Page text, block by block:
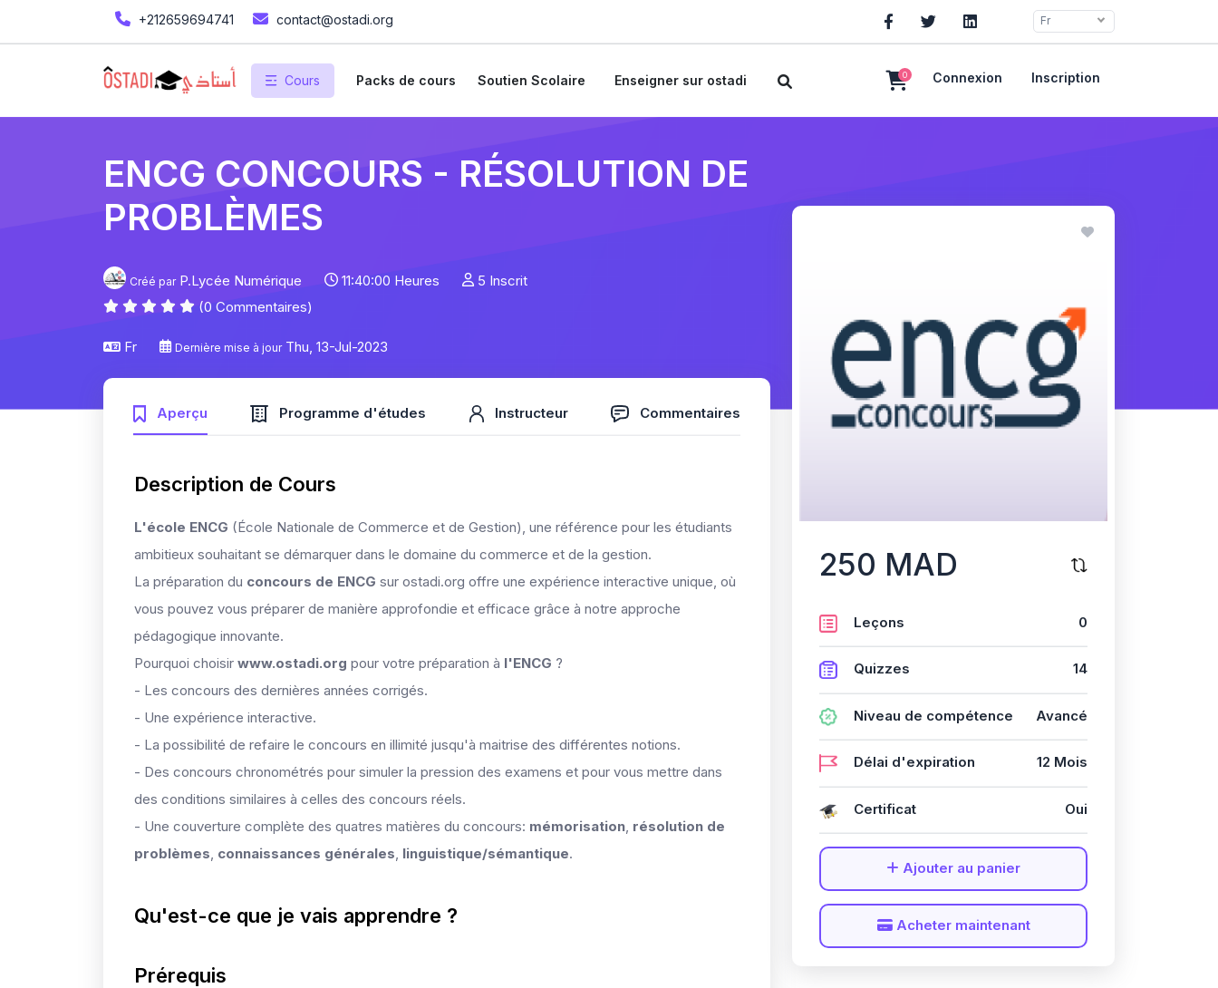
+212659694741 contact@ostadi.org Fr
Cours Packs de cours Soutien Scolaire Enseigner sur ostadi 0 Connexion Inscription
ENCG CONCOURS - RÉSOLUTION DE
PROBLÈMES
Créé par P.Lycée Numérique 11:40:00 Heures
5 Inscrit
(0 Commentaires)
Fr Dernière mise à jour Thu, 13-Jul-2023
Aperçu Programme d'études Instructeur Commentaires
Description de Cours
L'école ENCG (École Nationale de Commerce et de Gestion), une référence pour les étudiants
ambitieux souhaitant se démarquer dans le domaine du commerce et de la gestion.
La préparation du concours de ENCG sur ostadi.org offre une expérience interactive unique, où
vous pouvez vous préparer de manière approfondie et efficace grâce à notre approche
pédagogique innovante.
Pourquoi choisir www.ostadi.org pour votre préparation à l'ENCG ?
- Les concours des dernières années corrigés.
- Une expérience interactive.
- La possibilité de refaire le concours en illimité jusqu'à maitrise des différentes notions.
- Des concours chronométrés pour simuler la pression des examens et pour vous mettre dans
des conditions similaires à celles des concours réels.
- Une couverture complète des quatres matières du concours: mémorisation résolution de
problèmes connaissances générales linguistique/sémantique.
Qu'est-ce que je vais apprendre ?
Prérequis
250 MAD
Leçons 0
Quizzes 14
Niveau de compétence Avancé
Délai d'expiration 12 Mois
Certificat Oui
Ajouter au panier
Acheter maintenant